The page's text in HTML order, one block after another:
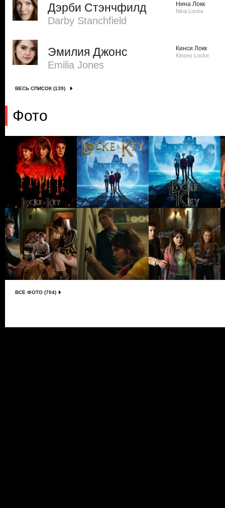
Дэрби Стэнчфилд
Darby Stanchfield
Нина Локк
Nina Locke
Эмилия Джонс
Emilia Jones
Кинси Локк
Kinsey Locke
ВЕСЬ СПИСОК (139)
Фото
ВСЕ ФОТО (704)